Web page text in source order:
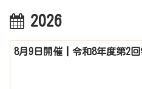
2026
8月9日開催┃令和8年度第2